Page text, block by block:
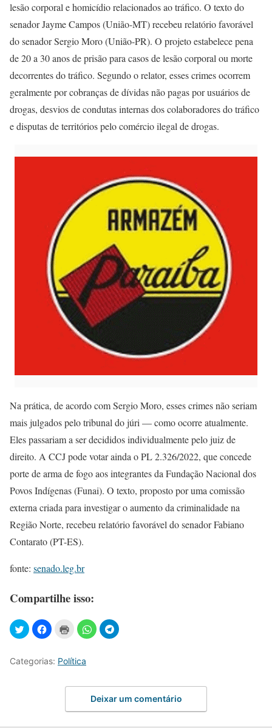
lesão corporal e homicídio relacionados ao tráfico. O texto do
senador Jayme Campos (União-MT) recebeu relatório favorável
do senador Sergio Moro (União-PR). O projeto estabelece pena
de 20 a 30 anos de prisão para casos de lesão corporal ou morte
decorrentes do tráfico. Segundo o relator, esses crimes ocorrem
geralmente por cobranças de dívidas não pagas por usuários de
drogas, desvios de condutas internas dos colaboradores do tráfico
e disputas de territórios pelo comércio ilegal de drogas.
Na prática, de acordo com Sergio Moro, esses crimes não seriam
mais julgados pelo tribunal do júri — como ocorre atualmente.
Eles passariam a ser decididos individualmente pelo juiz de
direito. A CCJ pode votar ainda o PL 2.326/2022, que concede
porte de arma de fogo aos integrantes da Fundação Nacional dos
Povos Indígenas (Funai). O texto, proposto por uma comissão
externa criada para investigar o aumento da criminalidade na
Região Norte, recebeu relatório favorável do senador Fabiano
Contarato (PT-ES).
fonte: senado.leg.br
Compartilhe isso:
Categorias: Política
Deixar um comentário